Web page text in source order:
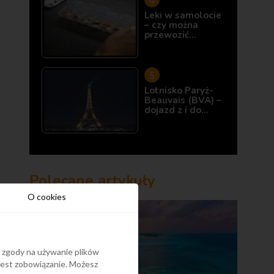
Leki w samolocie
– czy można
przewozić…
Lotnisko Paryż-
Beauvais (BVA) –
dojazd z i do…
Polecane artykuły
O cookies
na używanie plików
zobowiązanie. Możesz